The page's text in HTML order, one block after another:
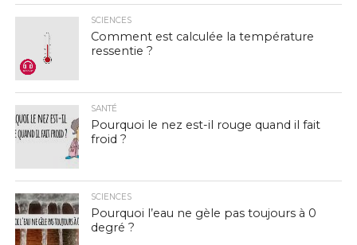
SCIENCES
Comment est calculée la température
ressentie ?
SANTÉ
Pourquoi le nez est-il rouge quand il fait
froid ?
SCIENCES
Pourquoi l’eau ne gèle pas toujours à 0
degré ?